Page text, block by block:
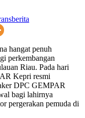
hangat penuh
perkembangan
Riau. Pada hari
Kepri resmi
DPC GEMPAR
bagi lahirnya
pergerakan pemuda di